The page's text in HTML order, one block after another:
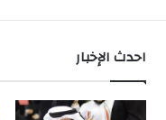
احدث الإخبار